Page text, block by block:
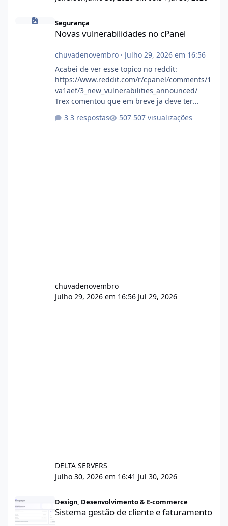
Novas vulnerabilidades no cPanel
Segurança
Novas vulnerabilidades no cPanel
chuvadenovembro· Julho 29, 2026 em 16:56
Acabei de ver esse topico no reddit:
https://www.reddit.com/r/cpanel/comments/1
va1aef/3_new_vulnerabilities_announced/
Trex comentou que em breve ja deve ter
3 respostas 507 visualizações
chuvadenovembro
Julho 29, 2026 em 16:56 Jul 29, 2026
DELTA SERVERS
Julho 30, 2026 em 16:41 Jul 30, 2026
Design, Desenvolvimento & E-commerce
Sistema gestão de cliente e faturamento